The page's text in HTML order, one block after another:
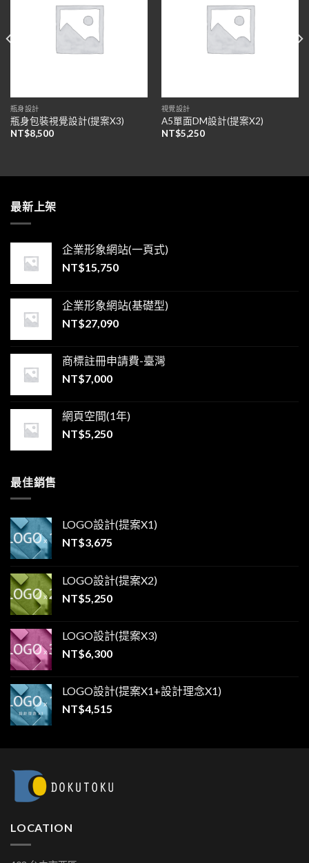
瓶身設計
瓶身包裝視覺設計(提案X3)
NT$8,500
視覺設計
A5單面DM設計(提案X2)
NT$5,250
最新上架
企業形象網站(一頁式)
NT$15,750
企業形象網站(基礎型)
NT$27,090
商標註冊申請費-臺灣
NT$7,000
網頁空間(1年)
NT$5,250
最佳銷售
LOGO設計(提案X1)
NT$3,675
LOGO設計(提案X2)
NT$5,250
LOGO設計(提案X3)
NT$6,300
LOGO設計(提案X1+設計理念X1)
NT$4,515
LOCATION